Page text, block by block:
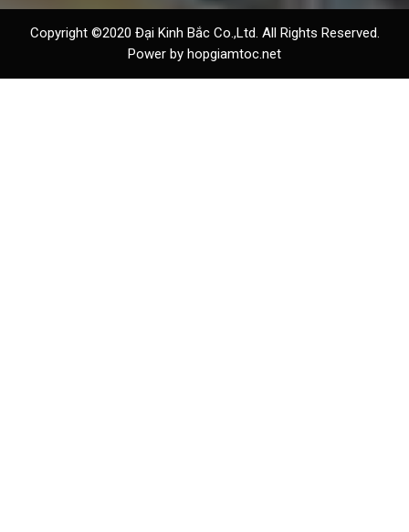
Copyright ©2020 Đại Kinh Bắc Co.,Ltd. All Rights Reserved.
Power by hopgiamtoc.net